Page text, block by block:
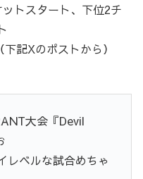
トスタート、下位2チ
記Xのポストから）
大会『Devil
レベルな試合めちゃ